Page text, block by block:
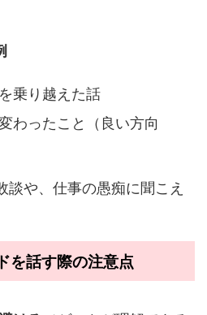
乗り越えた話
わったこと（良い方向
談や、仕事の愚痴に聞こえ
を話す際の注意点